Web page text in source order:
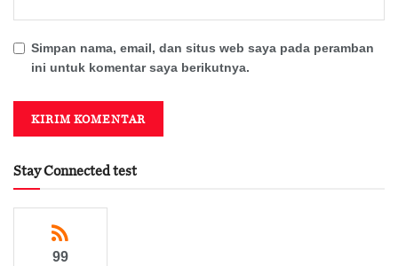
Simpan nama, email, dan situs web saya pada peramban
ini untuk komentar saya berikutnya.
Stay Connected test
99